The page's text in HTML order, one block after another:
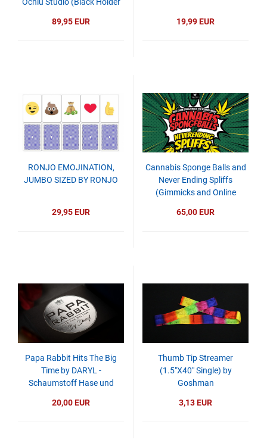
89,95 EUR 19,99 EUR
RONJO EMOJINATION,
JUMBO SIZED BY RONJO
29,95 EUR
Cannabis Sponge Balls and
Never Ending Spliffs
(Gimmicks and Online
Wilber
65,00 EUR
Papa Rabbit Hits The Big
Time by DARYL -
Schaumstoff Hase und
20,00 EUR
Thumb Tip Streamer
(1.5"X40" Single) by
Goshman
3,13 EUR